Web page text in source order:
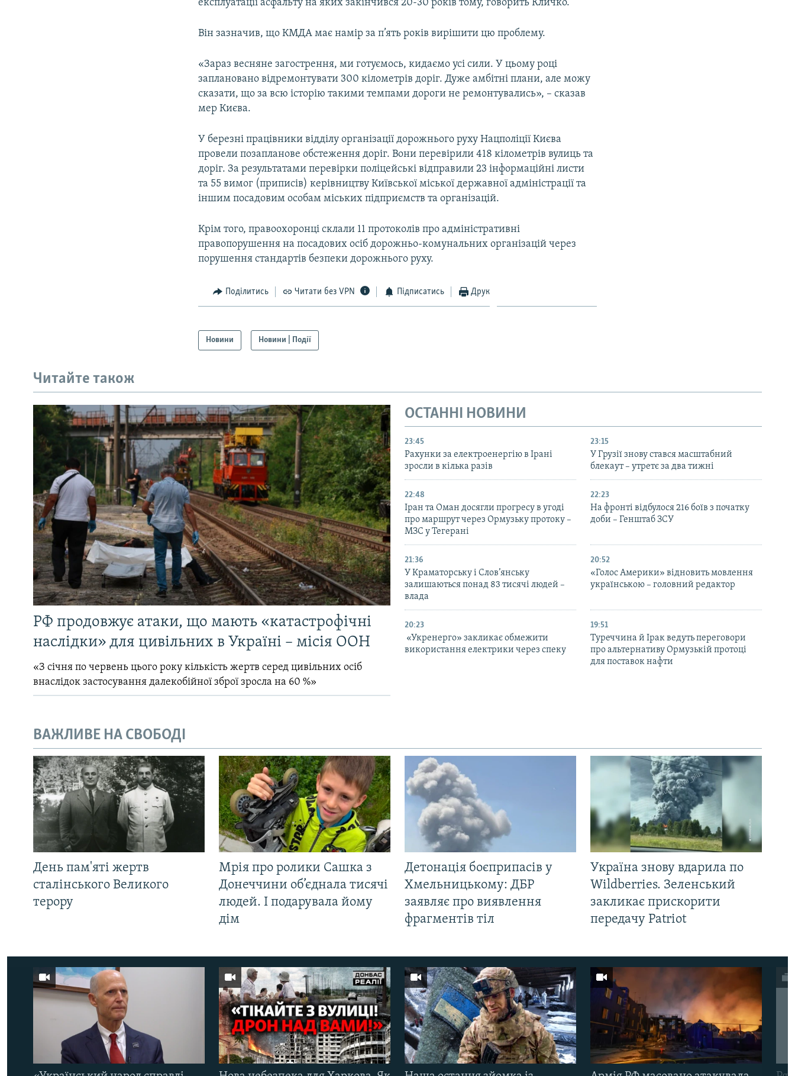
експлуатації асфальту на яких закінчився 20-30 років тому, говорить Кличко.
Він зазначив, що КМДА має намір за п’ять років вирішити цю проблему.
«Зараз весняне загострення, ми готуємось, кидаємо усі сили. У цьому році
заплановано відремонтувати 300 кілометрів доріг. Дуже амбітні плани, але можу
сказати, що за всю історію такими темпами дороги не ремонтувались», – сказав
мер Києва.
У березні працівники відділу організації дорожнього руху Нацполіції Києва
провели позапланове обстеження доріг. Вони перевірили 418 кілометрів вулиць та
доріг. За результатами перевірки поліцейські відправили 23 інформаційні листи
та 55 вимог (приписів) керівництву Київської міської державної адміністрації та
іншим посадовим особам міських підприємств та організацій.
Крім того, правоохоронці склали 11 протоколів про адміністративні
правопорушення на посадових осіб дорожньо-комунальних організацій через
порушення стандартів безпеки дорожнього руху.
Поділитись Читати без VPN Підписатись Друк
Новини Новини | Події
Читайте також
РФ продовжує атаки, що мають «катастрофічні
наслідки» для цивільних в Україні – місія ООН
«З січня по червень цього року кількість жертв серед цивільних осіб
внаслідок застосування далекобійної зброї зросла на 60 %»
ОСТАННІ НОВИНИ
23:45
Рахунки за електроенергію в Ірані
зросли в кілька разів
23:15
У Грузії знову стався масштабний
блекаут – утретє за два тижні
22:48
Іран та Оман досягли прогресу в угоді
про маршрут через Ормузьку протоку –
МЗС у Тегерані
22:23
На фронті відбулося 216 боїв з початку
доби – Генштаб ЗСУ
21:36
У Краматорську і Слов’янську
залишаються понад 83 тисячі людей –
влада
20:52
«Голос Америки» відновить мовлення
українською – головний редактор
20:23
«Укренерго» закликає обмежити
використання електрики через спеку
19:51
Туреччина й Ірак ведуть переговори
про альтернативу Ормузькій протоці
для поставок нафти
ВАЖЛИВЕ НА СВОБОДІ
День пам'яті жертв
сталінського Великого
терору
Мрія про ролики Сашка з
Донеччини об’єднала тисячі
людей. І подарувала йому
дім
Детонація боєприпасів у
Хмельницькому: ДБР
заявляє про виявлення
фрагментів тіл
Україна знову вдарила по
Wildberries. Зеленський
закликає прискорити
передачу Patriot